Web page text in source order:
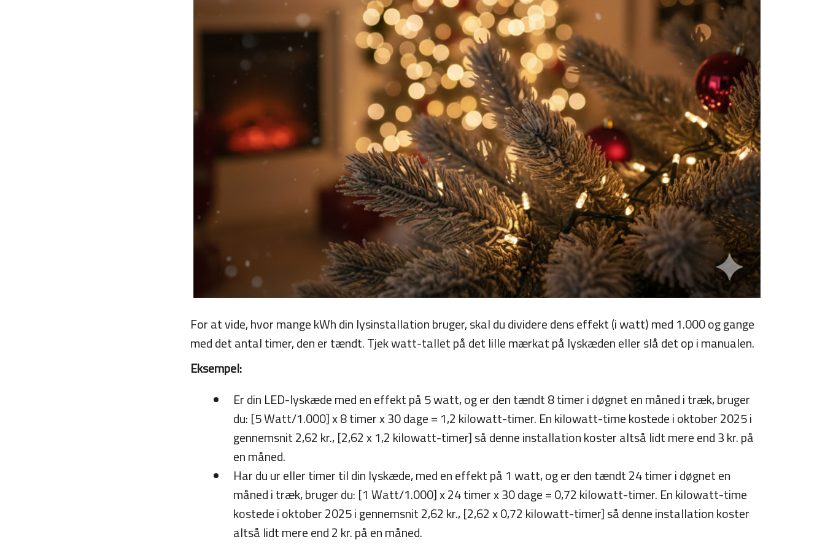
For at vide, hvor mange kWh din lysinstallation bruger, skal du dividere dens effekt (i watt) med 1.000 og gange
med det antal timer, den er tændt. Tjek watt-tallet på det lille mærkat på lyskæden eller slå det op i manualen.
Eksempel:
Er din LED-lyskæde med en effekt på 5 watt, og er den tændt 8 timer i døgnet en måned i træk, bruger
du: [5 Watt/1.000] x 8 timer x 30 dage = 1,2 kilowatt-timer. En kilowatt-time kostede i oktober 2025 i
gennemsnit 2,62 kr., [2,62 x 1,2 kilowatt-timer] så denne installation koster altså lidt mere end 3 kr. på
en måned.
Har du ur eller timer til din lyskæde, med en effekt på 1 watt, og er den tændt 24 timer i døgnet en
måned i træk, bruger du: [1 Watt/1.000] x 24 timer x 30 dage = 0,72 kilowatt-timer. En kilowatt-time
kostede i oktober 2025 i gennemsnit 2,62 kr., [2,62 x 0,72 kilowatt-timer] så denne installation koster
altså lidt mere end 2 kr. på en måned.